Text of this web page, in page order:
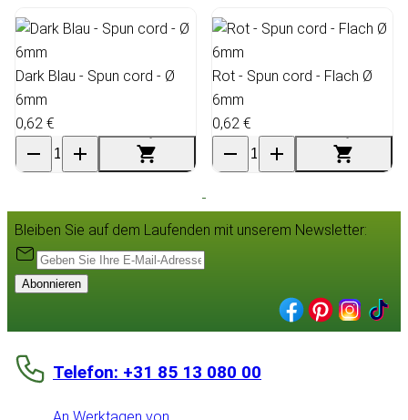
Dark Blau - Spun cord - Ø
6mm
0,62 €
Rot - Spun cord - Flach Ø
6mm
0,62 €
Bleiben Sie auf dem Laufenden mit unserem Newsletter:
Abonnieren
Telefon: +31 85 13 080 00
An Werktagen von